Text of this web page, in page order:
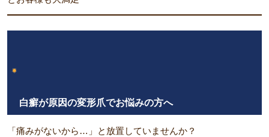
白癬が原因の変形爪でお悩みの方へ
「痛みがないから…」と放置していませんか？